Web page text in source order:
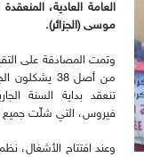
العامة العادية،
موسى (الجزائر).
من أصل 38
تنعقد بداية السنة
فيروس، التي شلّت جميع
وعند افتتاح الأشغال،